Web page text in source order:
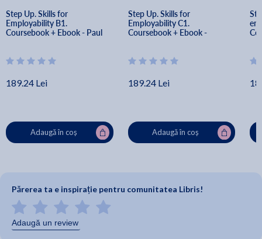
Step Up. Skills for
Employability B1.
Coursebook + Ebook - Paul
Amy Renehan
189.24 Lei
Adaugă în coș
Step Up. Skills for
Employability C1.
Coursebook + Ebook -
189.24 Lei
Adaugă în coș
Părerea ta e inspirație pentru comunitatea Libris!
Adaugă un review